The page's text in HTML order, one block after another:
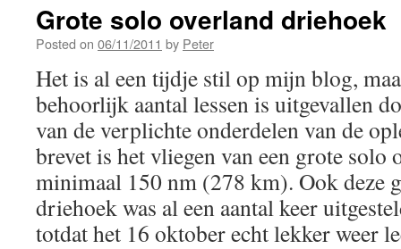
Grote solo overland driehoek
Posted on 06/11/2011 by Peter
Het is al een tijdje stil op mijn blog,
behoorlijk aantal lessen is uitgevallen
van de verplichte onderdelen van de
brevet is het vliegen van een grote solo
minimaal 150 nm (278 km). Ook deze
driehoek was al een aantal keer
totdat het 16 oktober echt lekker weer